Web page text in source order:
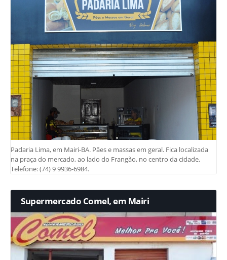
Padaria Lima, em Mairi-BA. Pães e massas em geral. Fica localizada
na praça do mercado, ao lado do Frangão, no centro da cidade.
Telefone: (74) 9 9936-6984.
Supermercado Comel, em Mairi